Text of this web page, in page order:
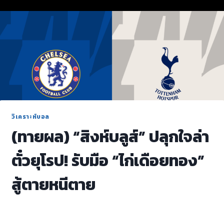
วิเคราะห์บอล
(ทายผล) “สิงห์บลูส์” ปลุกใจล่า
ตั๋วยุโรป! รับมือ “ไก่เดือยทอง”
สู้ตายหนีตาย